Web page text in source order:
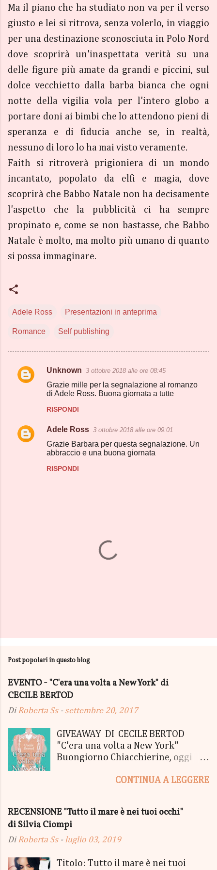
Ma il piano che ha studiato non va per il verso
giusto e lei si ritrova, senza volerlo, in viaggio
per una destinazione sconosciuta in Polo Nord
dove scoprirà un'inaspettata verità su una
delle figure più amate da grandi e piccini, sul
dolce vecchietto dalla barba bianca che ogni
notte della vigilia vola per l'intero globo a
portare doni ai bimbi che lo attendono pieni di
speranza e di fiducia anche se, in realtà,
nessuno di loro lo ha mai visto veramente.
Faith si ritroverà prigioniera di un mondo
incantato, popolato da elfi e magia, dove
scoprirà che Babbo Natale non ha decisamente
l'aspetto che la pubblicità ci ha sempre
propinato e, come se non bastasse, che Babbo
Natale è molto, ma molto più umano di quanto
si possa immaginare.
Adele Ross Presentazioni in anteprima
Romance Self publishing
C
e
n
Unknown 3 ottobre 2018 alle ore 08:45
Grazie mille per la segnalazione al romanzo
di Adele Ross. Buona giornata a tutte
RISPONDI
Adele Ross 3 ottobre 2018 alle ore 09:01
Grazie Barbara per questa segnalazione. Un
abbraccio e una buona giornata
RISPONDI
t
u
n
c
m
e
n
t
o
Post popolari in questo blog
EVENTO - "C'era una volta a New York" di
CECILE BERTOD
DiRoberta Ss - settembre 20, 2017
GIVEAWAY DI CECILE BERTOD
"C'era una volta a New York"
Buongiorno Chiacchierine, oggi
lanciamo il SUPER MEGA GIVEAWAY
05 Ottobre di "C'era una volta a
New York", edito Newton Compton.
Un Giveaway molto ricco per la
Premio, che si aggiudicherà tutto
CONTINUA A LEGGERE
RECENSIONE "Tutto il mare è nei tuoi occhi"
di Silvia Ciompi
DiRoberta Ss - luglio 03, 2019
Titolo: Tutto il mare è nei tuoi